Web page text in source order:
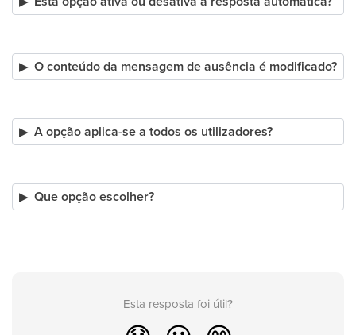
O conteúdo da mensagem de ausência é modificado?
A opção aplica-se a todos os utilizadores?
Que opção escolher?
Esta resposta foi útil?